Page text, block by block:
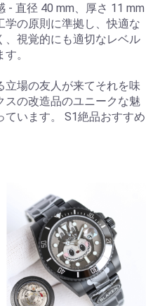
- 直径 40 mm、厚さ 11 mm
の原則に準拠し、快適な
、視覚的にも適切なレベル
。
場の友人が来てそれを味
スの改造品のユニークな魅
います。 S1絶品おすすめ